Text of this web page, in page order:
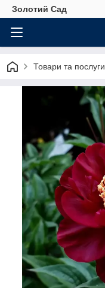
Золотий Сад
Товари та послуги